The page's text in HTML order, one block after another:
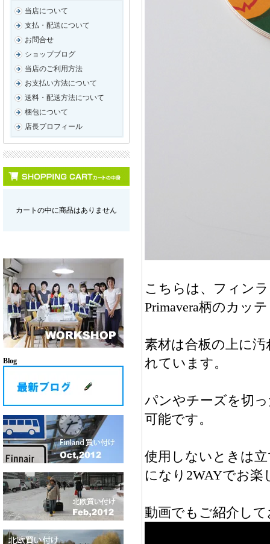
当店について
支払・配送について
お問合せ
ショップブログ
当店のご利用方法
お支払い方法について
送料・配送方法について
梱包について
店長プロフィール
カートの中に商品はありません
Blog
こちらは、フィン
Primavera柄のカッ
素材は合板の上に
れています。
パンやチーズを切
可能です。
使用しないときは
になり2WAYでお
動画でもご紹介し